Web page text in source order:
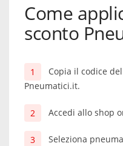
Come
sconto
Copia il codice
Pneumatici.it.
Accedi allo shop
Seleziona